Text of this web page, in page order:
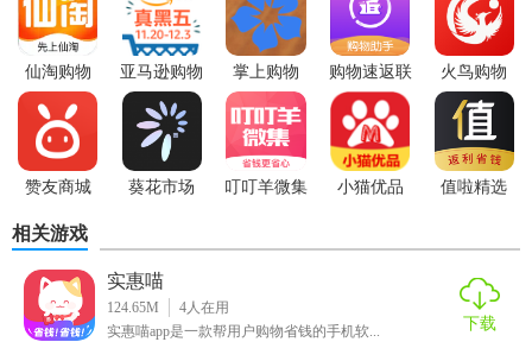
【喵优惠软件功能】
【3折充话费】独家
【购物省钱】复制商品标题到喵优惠来搜券，一键省钱
【天天0元包邮】上千好货，官方补贴至0元
仙淘购物 亚马逊购物 掌上购物
购物速返联
盟
火鸟购物
赞友商城 葵花市场 叮叮羊微集 小猫优品 值啦精选
相关游戏
实惠喵
124.65M 4人在用
实惠喵app是一款帮用户购物省钱的手机软...
下载